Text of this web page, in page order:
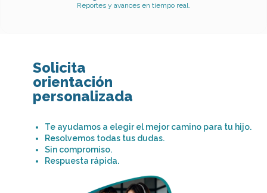
Reportes y avances en tiempo real.
Solicita
orientación
personalizada
Te ayudamos a elegir el mejor camino para tu hijo.
Resolvemos todas tus dudas.
Sin compromiso.
Respuesta rápida.